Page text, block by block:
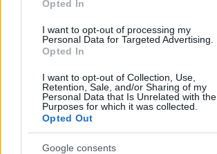
Opted In
I want to opt-out of processing my
Personal Data for Targeted Advertising.
Opted In
I want to opt-out of Collection, Use,
Retention, Sale, and/or Sharing of my
Personal Data that Is Unrelated with the
Purposes for which it was collected.
Opted Out
Google consents